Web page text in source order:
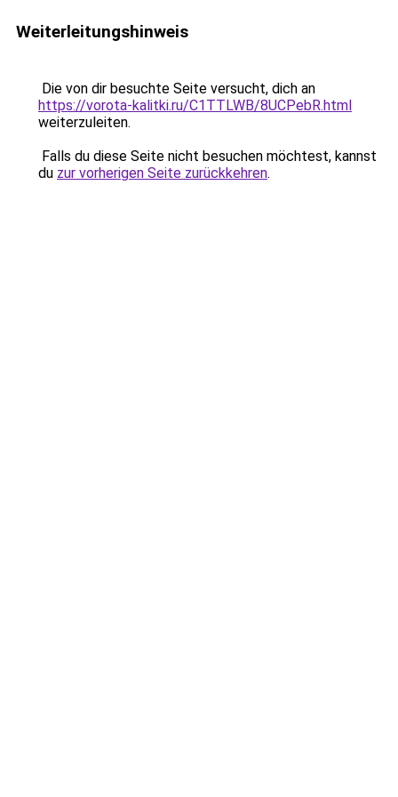
Weiterleitungshinweis
Die von dir besuchte Seite versucht, dich an
https://vorota-kalitki.ru/C1TTLWB/8UCPebR.html
weiterzuleiten.
Falls du diese Seite nicht besuchen möchtest, kannst
du zur vorherigen Seite zurückkehren.